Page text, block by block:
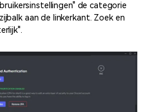
de categorie
aan de linkerkant. Zoek en